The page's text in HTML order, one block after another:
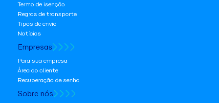
Termo de isenção
Regras de transporte
Tipos de envio
Notícias
Empresas
Para sua empresa
Área do cliente
Recuperação de senha
Sobre nós